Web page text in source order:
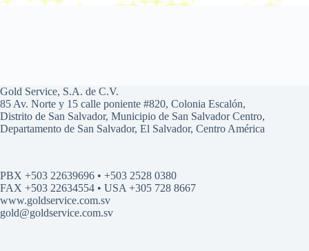
Gold Service, S.A. de C.V.
85 Av. Norte y 15 calle poniente #820, Colonia Escalón,
Distrito de San Salvador, Municipio de San Salvador Centro,
Departamento de San Salvador, El Salvador, Centro América
PBX +503 22639696 • +503 2528 0380
FAX +503 22634554 • USA +305 728 8667
www.goldservice.com.sv
gold@goldservice.com.sv